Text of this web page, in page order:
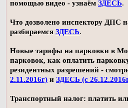
помощью видео - узнаём ЗДЕСЬ.
Что дозволено инспектору ДПС
разбираемся ЗДЕСЬ.
Новые тарифы на парковки в
парковок, как оплатить
резидентных разрешений -
2.11.2016г) и ЗДЕСЬ (с
Транспортный налог: платить